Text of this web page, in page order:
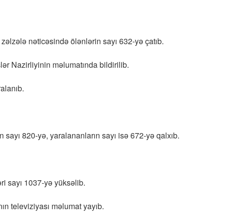
nəticəsində ölənlərin sayı 632-yə çatıb.
Nazirliyinin məlumatında bildirilib.
820-yə, yaralananların sayı isə 672-yə qalxıb.
sayı 1037-yə yüksəlib.
televiziyası məlumat yayıb.